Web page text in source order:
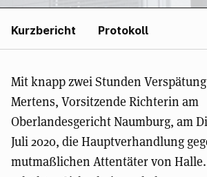
Kurzbericht Protokoll
Mit knapp zwei Stunden
Mertens, Vorsitzende Richterin am
Oberlandesgericht Naumburg, am
Juli 2020, die Hauptverhandlung
mutmaßlichen Attentäter von